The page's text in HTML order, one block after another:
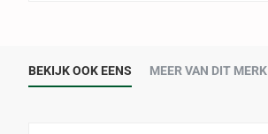
BEKIJK OOK EENS MEER VAN DIT MERK